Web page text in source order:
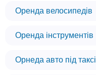
Оренда велосипедів
Оренда інструментів
Орнеда авто під таксі